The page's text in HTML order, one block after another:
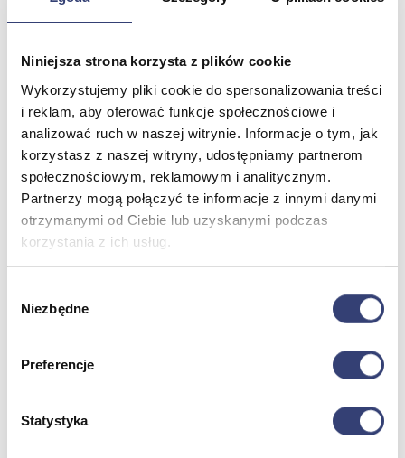
Niniejsza strona korzysta z plików cookie
Wykorzystujemy pliki cookie do spersonalizowania treści
i reklam, aby oferować funkcje społecznościowe i
analizować ruch w naszej witrynie. Informacje o tym, jak
korzystasz z naszej witryny, udostępniamy partnerom
społecznościowym, reklamowym i analitycznym.
Partnerzy mogą połączyć te informacje z innymi danymi
otrzymanymi od Ciebie lub uzyskanymi podczas
korzystania z ich usług.
zgody
Niezbędne
Preferencje
Statystyka
Pulsoksymetry
Inhalatory
Instrumenty diagnostyczne
Artykuły Przeciwodleżynowe
Stetoskopy
Termometry
Meble medyczne
Wróć
Stoły
Zobacz wszystko
Spa & Wellness